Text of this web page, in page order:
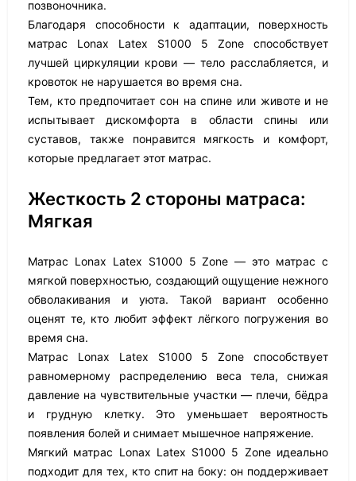
позвоночника.
Благодаря способности к адаптации, поверхность
матрас Lonax Latex S1000 5 Zone способствует
лучшей циркуляции крови — тело расслабляется, и
кровоток не нарушается во время сна.
Тем, кто предпочитает сон на спине или животе и не
испытывает дискомфорта в области спины или
суставов, также понравится мягкость и комфорт,
которые предлагает этот матрас.
Жесткость 2 стороны матраса:
Мягкая
Матрас Lonax Latex S1000 5 Zone — это матрас с
мягкой поверхностью, создающий ощущение нежного
обволакивания и уюта. Такой вариант особенно
оценят те, кто любит эффект лёгкого погружения во
время сна.
Матрас Lonax Latex S1000 5 Zone способствует
равномерному распределению веса тела, снижая
давление на чувствительные участки — плечи, бёдра
и грудную клетку. Это уменьшает вероятность
появления болей и снимает мышечное напряжение.
Мягкий матрас Lonax Latex S1000 5 Zone идеально
подходит для тех, кто спит на боку: он поддерживает